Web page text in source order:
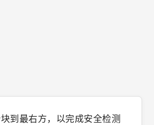
到最右方，以完成安全检测